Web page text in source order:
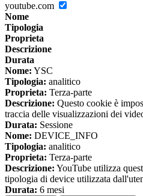
youtube.com
Nome
Tipologia
Proprieta
Descrizione
Durata
Nome: YSC
Tipologia: analitico
Proprieta: Terza-parte
Descrizione: Questo cookie è
traccia delle visualizzazioni dei
Durata: Sessione
Nome: DEVICE_INFO
Tipologia: analitico
Proprieta: Terza-parte
Descrizione: YouTube utilizza
tipologia di device utilizzata
Durata: 6 mesi